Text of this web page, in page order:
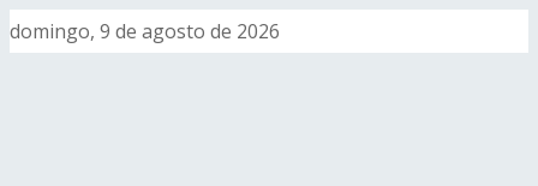
domingo, 9 de agosto de 2026